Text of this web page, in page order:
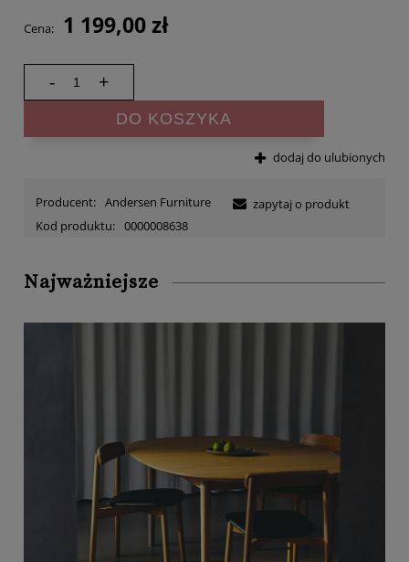
Cena: 1 199,00 zł
- +
DO KOSZYKA
dodaj do ulubionych
Producent: Andersen Furniture
Kod produktu: 0000008638
zapytaj o produkt
Najważniejsze